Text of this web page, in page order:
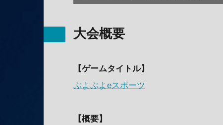
大会概要
【ゲームタイトル】
ぷよぷよeスポーツ
【概要】